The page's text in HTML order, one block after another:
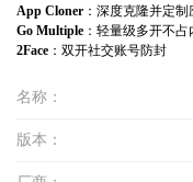
App Cloner ：深度克隆并定制
Go Multiple ：轻量级多开不占
2Face ：双开社交账号防封
名称：
版本：